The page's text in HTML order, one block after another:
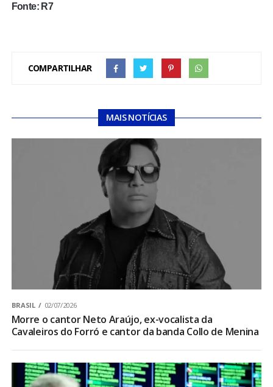
Fonte: R7
COMPARTILHAR
MAIS NOTÍCIAS
BRASIL 02/07/2026
Morre o cantor Neto Araújo, ex-vocalista da
Cavaleiros do Forró e cantor da banda Collo de Menina